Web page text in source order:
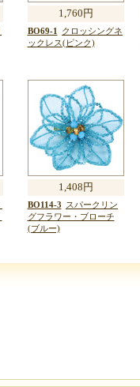
1,760円
BO69-1
クロッシングネ
ックレス(ピンク)
1,408円
BO114-3 スパークリン
グフラワー・ブローチ
(ブルー)